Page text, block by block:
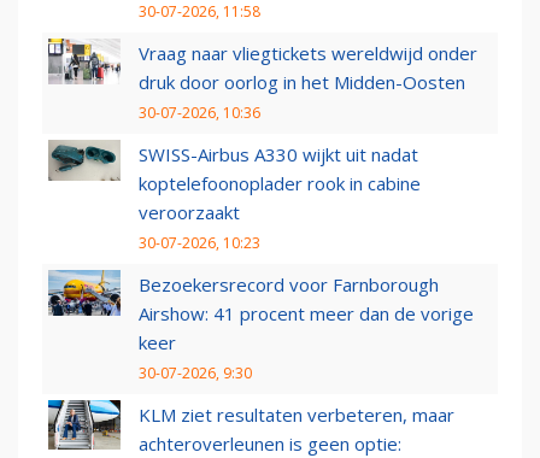
30-07-2026, 11:58
Vraag naar vliegtickets wereldwijd onder
druk door oorlog in het Midden-Oosten
30-07-2026, 10:36
SWISS-Airbus A330 wijkt uit nadat
koptelefoonoplader rook in cabine
veroorzaakt
30-07-2026, 10:23
Bezoekersrecord voor Farnborough
Airshow: 41 procent meer dan de vorige
keer
30-07-2026, 9:30
KLM ziet resultaten verbeteren, maar
achteroverleunen is geen optie: